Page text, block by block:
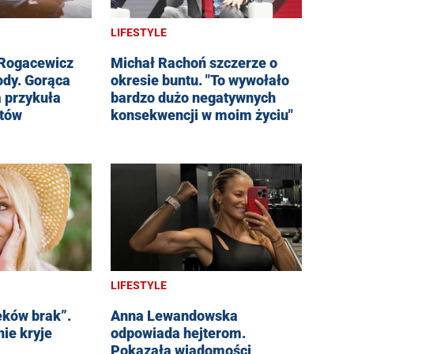
Gorąca
LIFESTYLE
Michał Rachoń szczerze o
okresie buntu. "To wywołało
bardzo dużo negatywnych
konsekwencji w moim życiu"
brak”.
kryje
LIFESTYLE
Anna Lewandowska
odpowiada hejterom.
Pokazała wiadomości